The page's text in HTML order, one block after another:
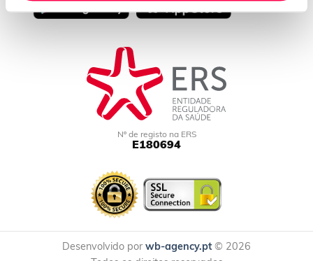
Nº de registo na ERS
E180694
Desenvolvido por wb-agency.pt© 2026